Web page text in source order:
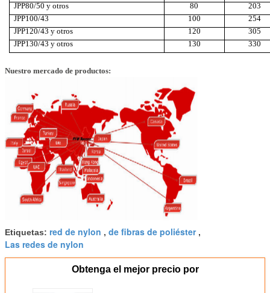
JPP80/50 y otros
80
203
JPP100/43
100
254
JPP120/43 y otros
120
305
JPP130/43 y otros
130 330
Nuestro mercado de productos:
Etiquetas: red de nylon , de fibras de poliéster,
Las redes de nylon
Obtenga el mejor precio por